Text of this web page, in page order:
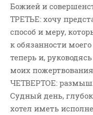
Музыка-Видео
Новости
Притчи
Проповедь-Аудио
Проповедь-Видео
Размышления
Божией и
ТРЕТЬЕ: хочу
способ и меру,
к обязанности
теперь и,
моих
ЧЕТВЕРТОЕ:
Судный день,
хотел иметь